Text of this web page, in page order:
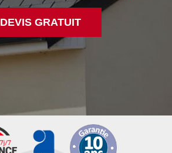
DEVIS GRATUIT